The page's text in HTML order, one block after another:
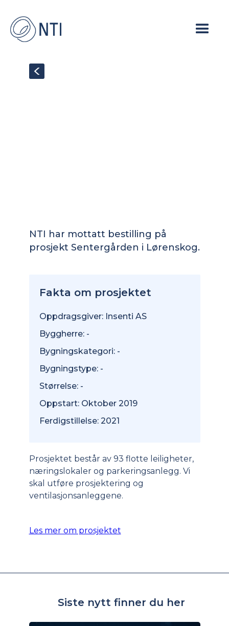
NTI har mottatt bestilling på
prosjekt Sentergården i Lørenskog.
Fakta om prosjektet
Oppdragsgiver: Insenti AS
Byggherre: -
Bygningskategori: -
Bygningstype: -
Størrelse: -
Oppstart: Oktober 2019
Ferdigstillelse: 2021
Prosjektet består av 93 flotte leiligheter,
næringslokaler og parkeringsanlegg. Vi
skal utføre prosjektering og
ventilasjonsanleggene.
Les mer om prosjektet
Siste nytt finner du her